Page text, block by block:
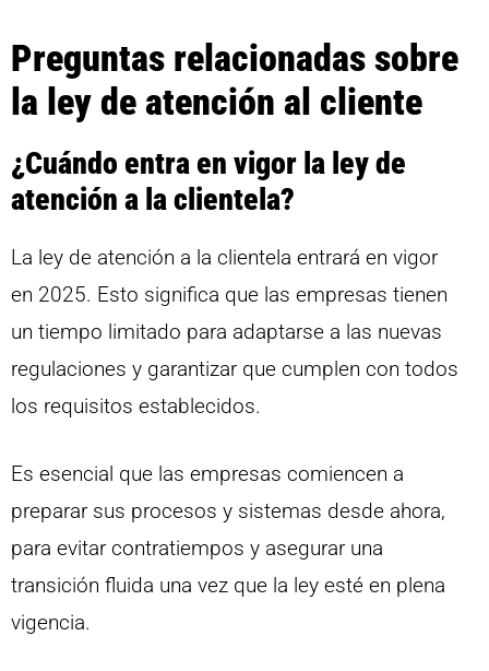
Preguntas relacionadas sobre
la ley de atención al cliente
¿Cuándo entra en vigor la ley de
atención a la clientela?
La ley de atención a la clientela entrará en vigor
en 2025. Esto significa que las empresas tienen
un tiempo limitado para adaptarse a las nuevas
regulaciones y garantizar que cumplen con todos
los requisitos establecidos.
Es esencial que las empresas comiencen a
preparar sus procesos y sistemas desde ahora,
para evitar contratiempos y asegurar una
transición fluida una vez que la ley esté en plena
vigencia.